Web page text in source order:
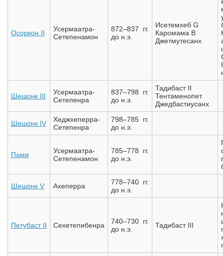
Осоркон II
Усермаатра-
Сетепенамон
872–837 гг.
до н.э.
Исетемхеб G
Каромама B
Джетмутесанх
Шешонк III
Усермаатра-
Сетепенра
837–798 гг.
до н.э.
Тадибаст II
Тентаменопет
Джедбастиусанх
Шешонк IV
Хеджхеперра-
Сетепенра
798–785 гг.
до н.э.
Пами
Усермаатра-
Сетепенамон
785–778 гг.
до н.э.
Шешонк V Ахеперра
778–740 гг.
до н.э.
Петубаст II Сехетепибенра
740–730 гг.
до н.э.
Тадибаст III